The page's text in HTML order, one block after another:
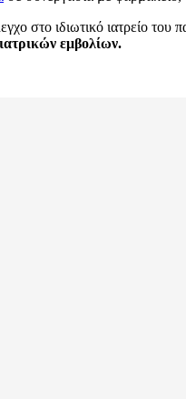
στο ιδιωτικό ιατρείο του
εμβολίων.